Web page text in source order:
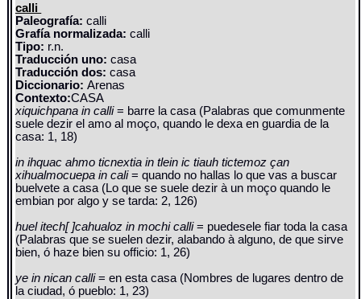
calli
Paleografía: calli
Grafía normalizada: calli
Tipo: r.n.
Traducción uno: casa
Traducción dos: casa
Diccionario:Arenas
Contexto:CASA
xiquichpana in calli= barre la casa (Palabras que comunmente
suele dezir el amo al moço, quando le dexa en guardia de la
casa: 1, 18)
in ihquac ahmo ticnextia in tlein ic tiauh tictemoz çan
xihualmocuepa in cali= quando no hallas lo que vas a buscar
buelvete a casa (Lo que se suele dezir à un moço quando le
embian por algo y se tarda: 2, 126)
huel itech[ ]cahualoz in mochi calli= puedesele fiar toda la casa
(Palabras que se suelen dezir, alabando à alguno, de que sirve
bien, ó haze bien su officio: 1, 26)
ye in nican calli= en esta casa (Nombres de lugares dentro de
la ciudad, ó pueblo: 1, 23)